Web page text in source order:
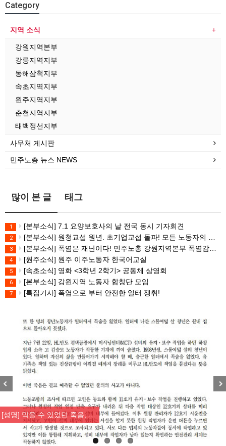
Category
지역 소식
강원지역본부
강릉지역지부
동해삼척지부
속초지역지부
원주지역지부
춘천지역지부
태백정선지부
사무처 게시판
민주노총 뉴스 NEWS
많이 본 글 태그
1 [본부소식] 7.1 요양보호사의 날 전국 동시 기자회견
2 [본부소식] 원청교섭 원년. 초기업교섭 돌파! 모든 노동자의 노동기본권 쟁취! 민주노총 7.15 총파업대회
3 [본부소식] 폭염은 재난이다! 민주노총 강원지역본부 폭염감시단 선포 기자회견
4 [원주소식] 원주 이주노동자 한국어교실
5 [속초소식] 영화 <3학년 2학기> 공동체 상영회
6 [본부소식] 강원지역 노동자 합창단 모임
7 [특집기사] 폭염으로 부터 안전한 일터 쟁취!
[성명] 막을 수 있었던 죽음, …